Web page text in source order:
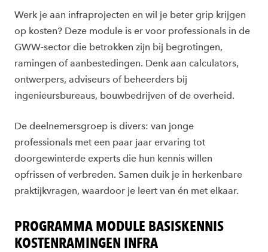
Werk je aan infraprojecten en wil je beter grip krijgen
op kosten? Deze module is er voor professionals in de
GWW-sector die betrokken zijn bij begrotingen,
ramingen of aanbestedingen. Denk aan calculators,
ontwerpers, adviseurs of beheerders bij
ingenieursbureaus, bouwbedrijven of de overheid.
De deelnemersgroep is divers: van jonge
professionals met een paar jaar ervaring tot
doorgewinterde experts die hun kennis willen
opfrissen of verbreden. Samen duik je in herkenbare
praktijkvragen, waardoor je leert van én met elkaar.
PROGRAMMA MODULE BASISKENNIS
KOSTENRAMINGEN INFRA